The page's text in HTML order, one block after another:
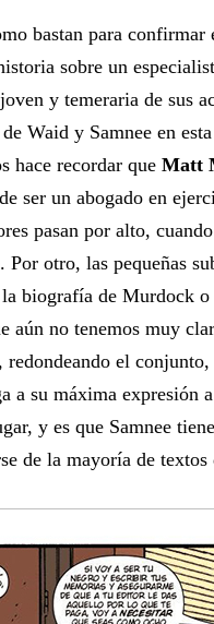
bastan para confirmar
sobre un
y temeraria de sus
Waid y Samnee en
hace recordar que Matt
ser un abogado en
pasan por alto,
otro, las pequeñas
biografía de Murdock
aún no tenemos muy
el conjunto,
a su máxima expresión
y es que Samnee
de la mayoría de